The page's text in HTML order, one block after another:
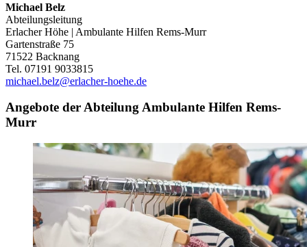
Michael Belz
Abteilungsleitung
Erlacher Höhe | Ambulante Hilfen Rems-Murr
Gartenstraße 75
71522 Backnang
Tel. 07191 9033815
michael.belz@erlacher-hoehe.de
Angebote der Abteilung Ambulante Hilfen Rems-
Murr